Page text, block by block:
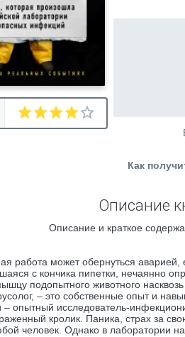
Как
Описание
Описание и краткое
работа может обернуться аварией,
с кончика пипетки, нечаянно
подопытного животного
– это собственные опыт и
опытный исследователь-
кролик. Паника, страх за
человек. Однако в лаборатории на